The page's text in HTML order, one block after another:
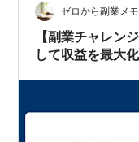
が入っている □ イ
送った…
ゼロから副業メモ
【副業チャレン
して収益を最大